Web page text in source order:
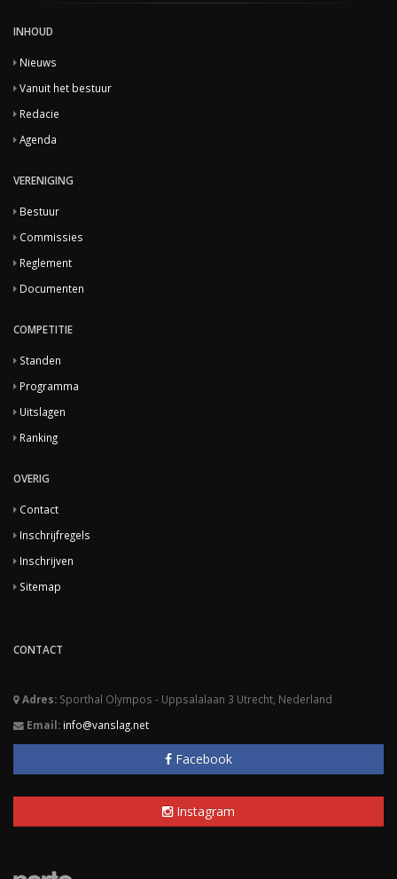
INHOUD
Nieuws
Vanuit het bestuur
Redacie
Agenda
VERENIGING
Bestuur
Commissies
Reglement
Documenten
COMPETITIE
Standen
Programma
Uitslagen
Ranking
OVERIG
Contact
Inschrijfregels
Inschrijven
Sitemap
CONTACT
Adres: Sporthal Olympos - Uppsalalaan 3 Utrecht, Nederland
Email: info@vanslag.net
Facebook
Instagram